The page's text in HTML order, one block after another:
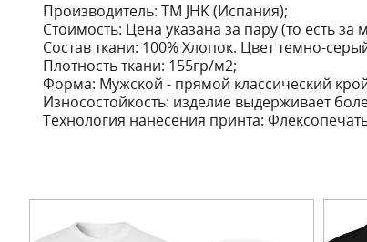
Производитель: ТМ JHK (Испания);
Стоимость: Цена указана за пару (то есть
Состав ткани: 100% Хлопок. Цвет темно-
Плотность ткани: 155гр/м2;
Форма: Мужской - прямой классический
Износостойкость: изделие выдерживает
Технология нанесения принта: